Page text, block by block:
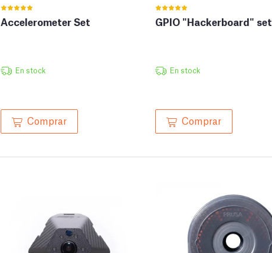
Accelerometer Set
En stock
Comprar
GPIO "Hackerboard" set
En stock
Comprar